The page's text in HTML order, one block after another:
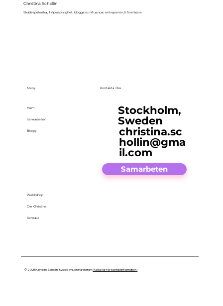
Christina Schollin
Skådespelerska, TV-personlighet, bloggare, influencer, entreprenör, & föreläsare.
Meny
Hem
Samarbeten
Blogg
Webbshop
Om Christina
Kontakt
Kontakta Oss
Stockholm,
Sweden
christina.sc
hollin@gma
il.com
Samarbeten
© 2025 Christina Schollin. Byggd av Lion Härenstam(Klicka här för kontaktinformation)